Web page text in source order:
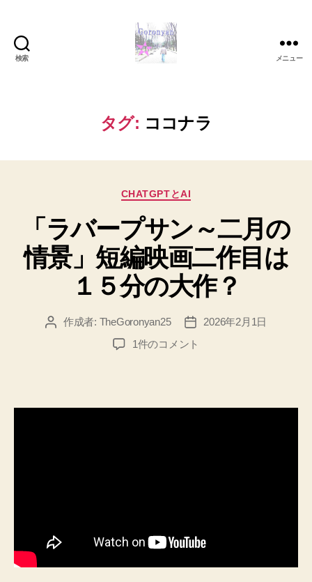
検索
マ
イ
ド
音
と
日
常
の
こ
と
メニュー
タグ: ココナラ
カ
ゴ
リ
ー
CHATGPTとAI
「ラバープサン～二月の
情景」短編映画二作目は
１５分の大作？
投 作成者: TheGoronyan25
投
稿
2026年2月1日
「ラ
サ
編
1件のコメント